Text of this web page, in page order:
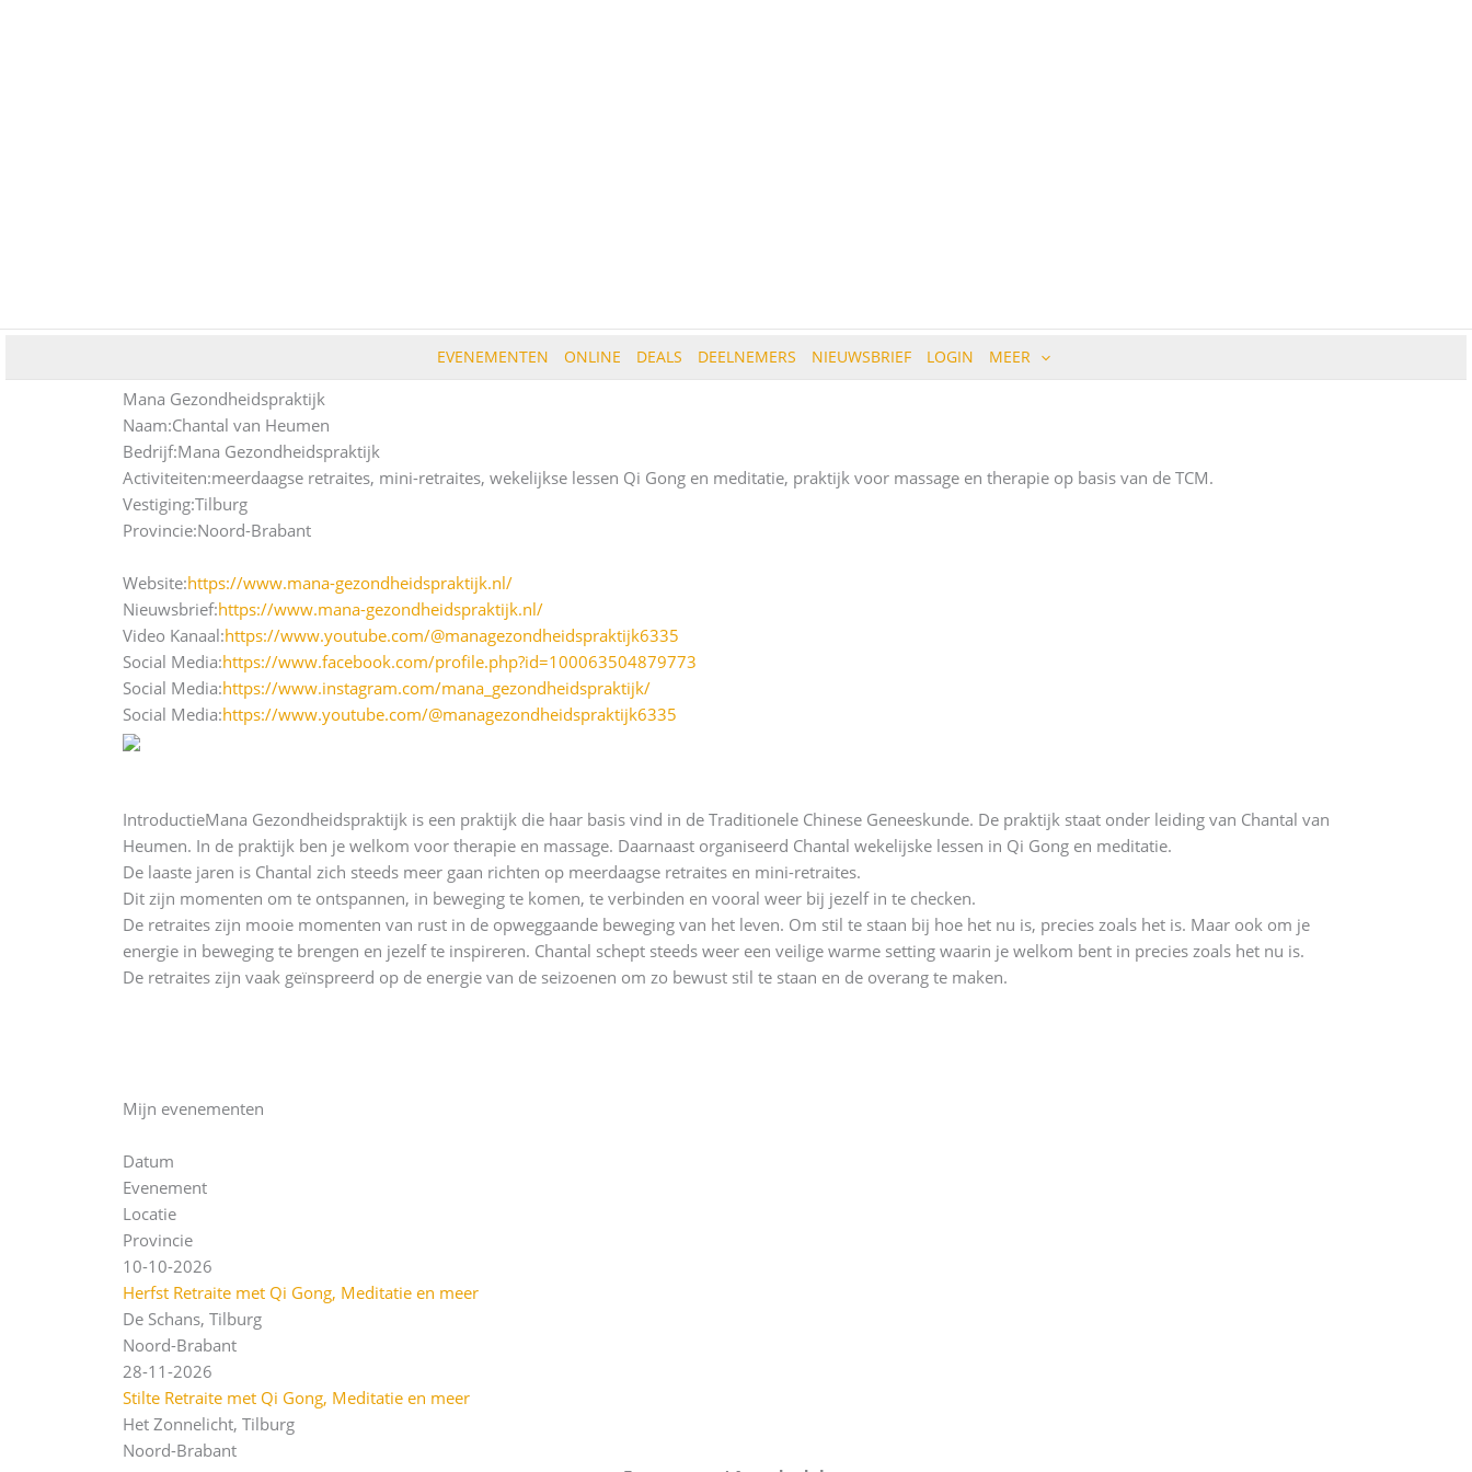
EVENEMENTEN ONLINE DEALS DEELNEMERS NIEUWSBRIEF LOGIN MEER
Mana Gezondheidspraktijk
Naam:Chantal van Heumen
Bedrijf:Mana Gezondheidspraktijk
Activiteiten:meerdaagse retraites, mini-retraites, wekelijkse lessen Qi Gong en meditatie, praktijk voor massage en therapie op basis van de TCM.
Vestiging:Tilburg
Provincie:Noord-Brabant
Website:https://www.mana-gezondheidspraktijk.nl/
Nieuwsbrief:https://www.mana-gezondheidspraktijk.nl/
Video Kanaal:https://www.youtube.com/@managezondheidspraktijk6335
Social Media:https://www.facebook.com/profile.php?id=100063504879773
Social Media:https://www.instagram.com/mana_gezondheidspraktijk/
Social Media:https://www.youtube.com/@managezondheidspraktijk6335
IntroductieMana Gezondheidspraktijk is een praktijk die haar basis vind in de Traditionele Chinese Geneeskunde. De praktijk staat onder leiding van Chantal van
Heumen. In de praktijk ben je welkom voor therapie en massage. Daarnaast organiseerd Chantal wekelijske lessen in Qi Gong en meditatie.
De laaste jaren is Chantal zich steeds meer gaan richten op meerdaagse retraites en mini-retraites.
Dit zijn momenten om te ontspannen, in beweging te komen, te verbinden en vooral weer bij jezelf in te checken.
De retraites zijn mooie momenten van rust in de opweggaande beweging van het leven. Om stil te staan bij hoe het nu is, precies zoals het is. Maar ook om je
energie in beweging te brengen en jezelf te inspireren. Chantal schept steeds weer een veilige warme setting waarin je welkom bent in precies zoals het nu is.
De retraites zijn vaak geïnspreerd op de energie van de seizoenen om zo bewust stil te staan en de overang te maken.
Mijn evenementen
Datum
Evenement
Locatie
Provincie
10-10-2026
Herfst Retraite met Qi Gong, Meditatie en meer
De Schans, Tilburg
Noord-Brabant
28-11-2026
Stilte Retraite met Qi Gong, Meditatie en meer
Het Zonnelicht, Tilburg
Noord-Brabant